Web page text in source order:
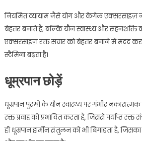
नियमित व्यायाम जैसे योग और केगेल एक्सरसाइज़
बेहतर बनाते हैं, बल्कि यौन स्वास्थ्य और
एक्सरसाइज़ रक्त संचार को बेहतर बनाने में मदद
स्टैमिना बढ़ता है।
धूम्रपान छोड़ें
धूम्रपान पुरुषों के यौन स्वास्थ्य पर गंभीर नकारात्मक
रक्त प्रवाह को प्रभावित करता है, जिससे पर्याप्त रक्त
ही धूम्रपान हार्मोन संतुलन को भी बिगाड़ता है,